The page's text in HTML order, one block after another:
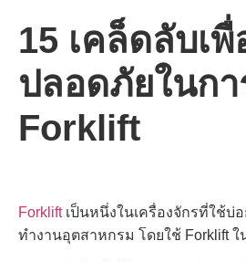
15 เคล็ดลับเ
ปลอดภัยในกา
Forklift
Forkliftเป็นหนึ่งในเครื่องจักรที่ใช้บ่
ทำงานอุตสาหกรม โดยใช้ Forklift ใ